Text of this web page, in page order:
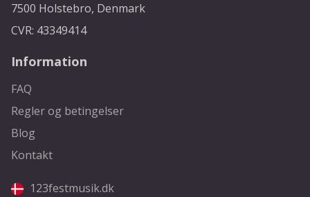
7500 Holstebro, Denmark
CVR: 43349414
Information
FAQ
Regler og betingelser
Blog
Kontakt
123festmusik.dk